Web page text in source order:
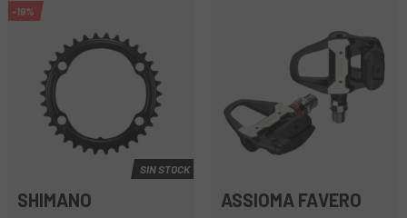
-19%
SIN STOCK
SHIMANO ASSIOMA FAVERO